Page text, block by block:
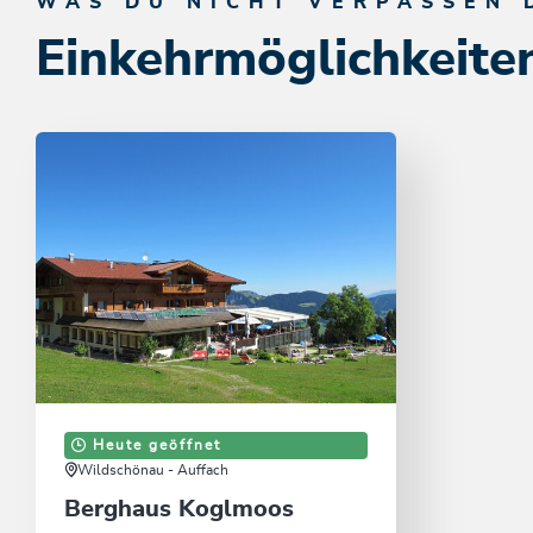
Heute geöffnet
Wildschönau - Auffach
Berghaus Koglmoos